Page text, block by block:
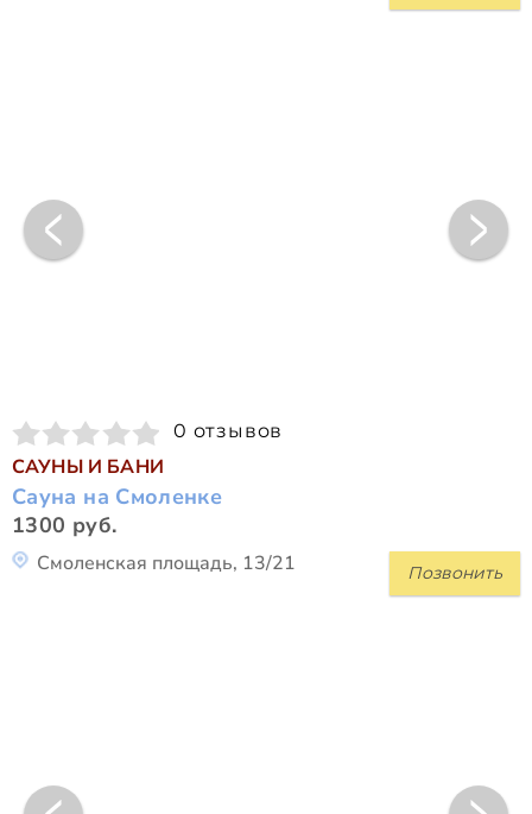
0 отзывов
САУНЫ И БАНИ
Сауна на Смоленке
1300 руб.
Позвонить
Смоленская площадь, 13/21